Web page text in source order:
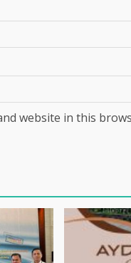
website in this